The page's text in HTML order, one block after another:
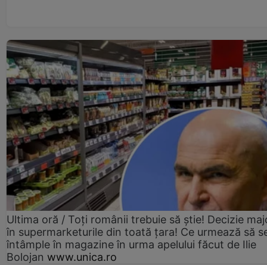
Ultima oră / Toți românii trebuie să știe! Decizie
în supermarketurile din toată țara! Ce urmează să
întâmple în magazine în urma apelului făcut de Ilie
Bolojan www.unica.ro